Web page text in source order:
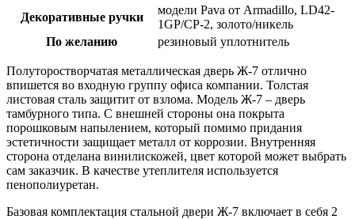
Декоративные ручки
модели Pava от Armadillo, LD42-
1GP/CP-2, золото/никель
По желанию
резиновый уплотнитель
Полуторостворчатая металлическая дверь Ж-7 отлично
впишется во входную группу офиса компании. Толстая
листовая сталь защитит от взлома. Модель Ж-7 – дверь
тамбурного типа. С внешней стороны она покрыта
порошковым напылением, который помимо придания
эстетичности защищает металл от коррозии. Внутренняя
сторона отделана винилискожей, цвет которой может выбрать
сам заказчик. В качестве утеплителя используется
пенополиуретан.
Базовая комплектация стальной двери Ж-7 включает в себя 2